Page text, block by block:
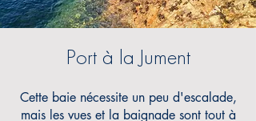
Port à la Jument
Cette baie nécessite un peu d'escalade,
mais les vues et la baignade sont tout à